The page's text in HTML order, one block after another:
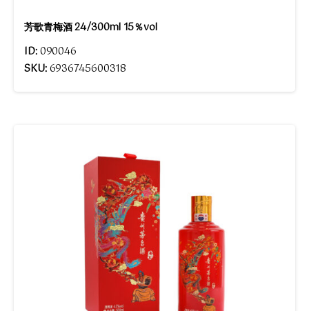
芳歌青梅酒 24/300ml 15％vol
ID:090046
SKU:6936745600318